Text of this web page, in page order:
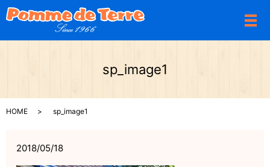
メ
sp_image1
HOME sp_image1
2018/05/18